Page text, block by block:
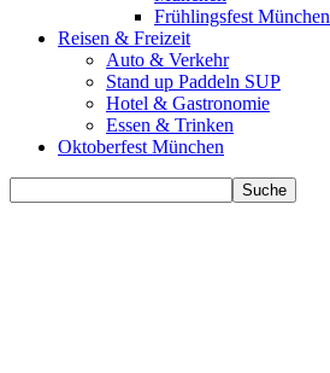
Frühlingsfest München
Reisen & Freizeit
Auto & Verkehr
Stand up Paddeln SUP
Hotel & Gastronomie
Essen & Trinken
Oktoberfest München